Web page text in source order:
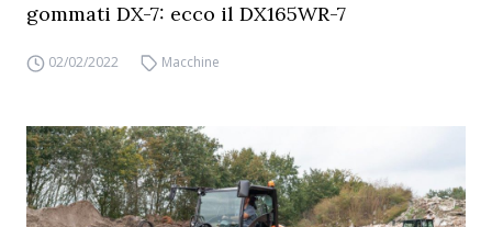
gommati DX-7: ecco il DX165WR-7
02/02/2022 Macchine